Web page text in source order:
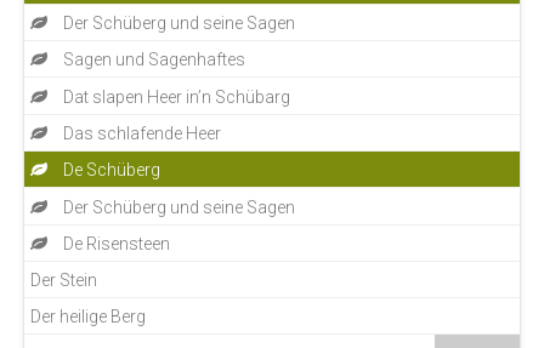
Der Schüberg und seine Sagen
Sagen und Sagenhaftes
Dat slapen Heer in’n Schübarg
Das schlafende Heer
De Schüberg
Der Schüberg und seine Sagen
De Risensteen
Der Stein
Der heilige Berg